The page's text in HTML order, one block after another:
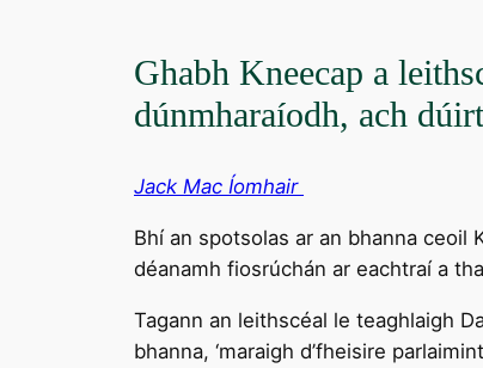
Ghabh Kneecap a
dúnmharaíodh, ach
Jack Mac Íomhair
Bhí an spotsolas ar an bhanna
déanamh fiosrúchán ar eachtraí a
Tagann an leithscéal le teaghlaigh
bhanna, ‘maraigh d’fheisire